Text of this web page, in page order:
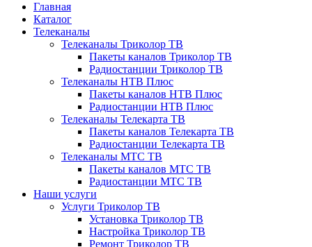
Главная
Каталог
Телеканалы
Телеканалы Триколор ТВ
Пакеты каналов Триколор ТВ
Радиостанции Триколор ТВ
Телеканалы НТВ Плюс
Пакеты каналов НТВ Плюс
Радиостанции НТВ Плюс
Телеканалы Телекарта ТВ
Пакеты каналов Телекарта ТВ
Радиостанции Телекарта ТВ
Телеканалы МТС ТВ
Пакеты каналов МТС ТВ
Радиостанции МТС ТВ
Наши услуги
Услуги Триколор ТВ
Установка Триколор ТВ
Настройка Триколор ТВ
Ремонт Триколор ТВ